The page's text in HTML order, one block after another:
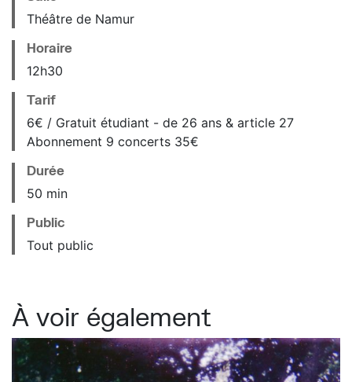
Théâtre de Namur
Horaire
12h30
Tarif
6€ / Gratuit étudiant - de 26 ans & article 27
Abonnement 9 concerts 35€
Durée
50 min
Public
Tout public
À voir également